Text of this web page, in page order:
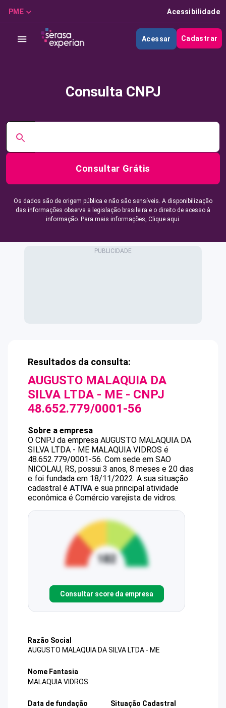
PME Acessibilidade
Acessar Cadastrar
Consulta CNPJ
Consultar Grátis
Os dados são de origem pública e não são sensíveis. A disponibilização
das informações observa a legislação brasileira e o direito de acesso à
informação. Para mais informações, Clique aqui.
Resultados da consulta:
AUGUSTO MALAQUIA DA
SILVA LTDA - ME - CNPJ
48.652.779/0001-56
Sobre a empresa
O CNPJ da empresa AUGUSTO MALAQUIA DA
SILVA LTDA - ME MALAQUIA VIDROS é
48.652.779/0001-56. Com sede em SAO
NICOLAU, RS, possui 3 anos, 8 meses e 20 dias
e foi fundada em 18/11/2022. A sua situação
cadastral é ATIVA e sua principal atividade
econômica é Comércio varejista de vidros.
Consultar score da empresa
Razão Social
AUGUSTO MALAQUIA DA SILVA LTDA - ME
Nome Fantasia
MALAQUIA VIDROS
Data de fundação
Situação Cadastral